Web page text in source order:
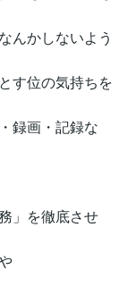
んかしないよう
す位の気持ちを
録画・記録な
」を徹底させ